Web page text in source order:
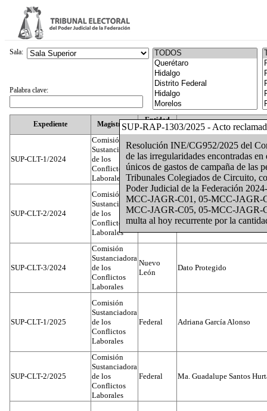
SUP-RAP-1303/2025 - Acto
Resolución INE/CG952/2025 del
de las irregularidades encontradas
únicos de gastos de campaña de las
Tribunales Colegiados de Circuito,
Poder Judicial de la Federación
MCC-JAGR-C01, 05-MCC-JAGR-
MCC-JAGR-C05, 05-MCC-JAGR-
multa al hoy recurrente por la
Expediente Magistrado
Entidad
Federativa
SUP-CLT-1/2024
Comisión
Sustanciadora
de los
Conflictos
Laborales
Federal Juan José Serrato Velasco
SUP-CLT-2/2024
Comisión
Sustanciadora
de los
Conflictos
Laborales
Federal José Luis Muñoz Zambrano
SUP-CLT-3/2024
Comisión
Sustanciadora
de los
Conflictos
Laborales
Nuevo
León
Dato Protegido
SUP-CLT-1/2025
Comisión
Sustanciadora
de los
Conflictos
Laborales
Federal Adriana García Alonso
SUP-CLT-2/2025
Comisión
Sustanciadora
de los
Conflictos
Laborales
Federal Ma. Guadalupe Santos
Sala:
Palabra clave: